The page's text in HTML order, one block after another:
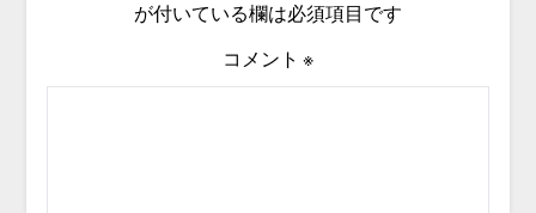
が付いている欄は必須項目です
コメント ※